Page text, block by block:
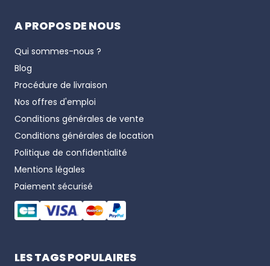
A PROPOS DE NOUS
Qui sommes-nous ?
Blog
Procédure de livraison
Nos offres d'emploi
Conditions générales de vente
Conditions générales de location
Politique de confidentialité
Mentions légales
Paiement sécurisé
LES TAGS POPULAIRES